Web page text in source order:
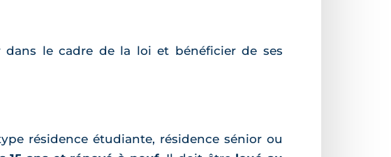
le cadre de la loi et bénéficier de ses
résidence étudiante, résidence sénior ou